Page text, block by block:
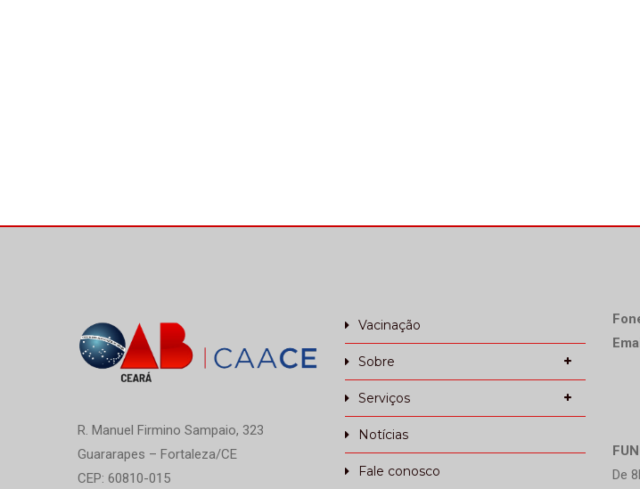
R. Manuel Firmino Sampaio, 323
Guararapes – Fortaleza/CE
CEP: 60810-015
Vacinação
Sobre
Serviços
Notícias
Fale conosco
De